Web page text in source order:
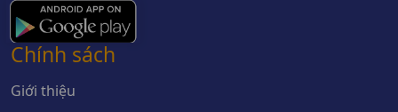
Chính sách
Giới thiệu